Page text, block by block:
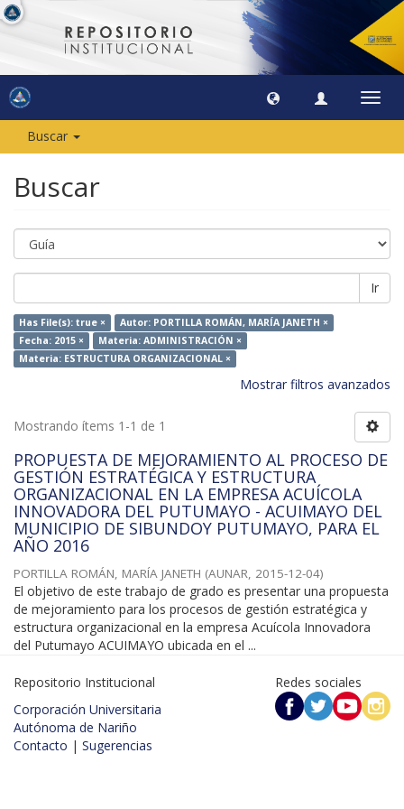
Buscar
Buscar
Ir
Has File(s): true ×
Autor: PORTILLA ROMÁN, MARÍA JANETH ×
Fecha: 2015 ×
Materia: ADMINISTRACIÓN ×
Materia: ESTRUCTURA ORGANIZACIONAL ×
Mostrar filtros avanzados
Mostrando ítems 1-1 de 1
PROPUESTA DE MEJORAMIENTO AL PROCESO DE
GESTIÓN ESTRATÉGICA Y ESTRUCTURA
ORGANIZACIONAL EN LA EMPRESA ACUÍCOLA
INNOVADORA DEL PUTUMAYO - ACUIMAYO DEL
MUNICIPIO DE SIBUNDOY PUTUMAYO, PARA EL
AÑO 2016
PORTILLA ROMÁN, MARÍA JANETH (AUNAR, 2015-12-04)
El objetivo de este trabajo de grado es presentar una propuesta
de mejoramiento para los procesos de gestión estratégica y
estructura organizacional en la empresa Acuícola Innovadora
del Putumayo ACUIMAYO ubicada en el ...
Repositorio Institucional
Corporación Universitaria
Autónoma de Nariño
Contacto | Sugerencias
Redes sociales